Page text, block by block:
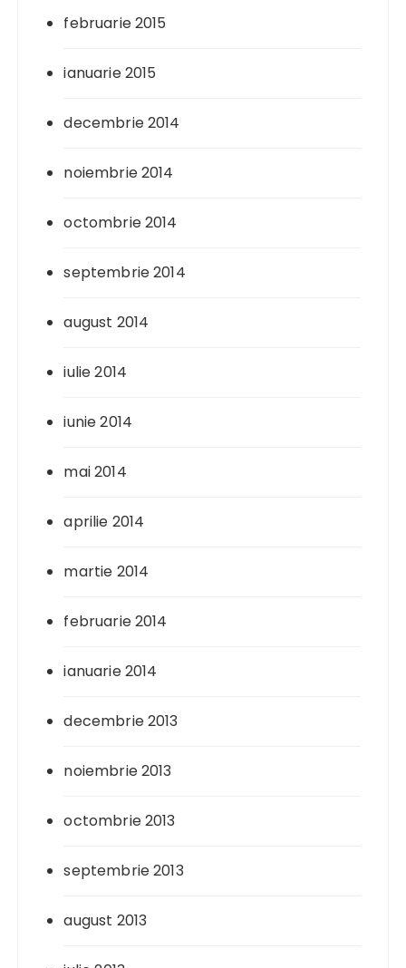
februarie 2015
ianuarie 2015
decembrie 2014
noiembrie 2014
octombrie 2014
septembrie 2014
august 2014
iulie 2014
iunie 2014
mai 2014
aprilie 2014
martie 2014
februarie 2014
ianuarie 2014
decembrie 2013
noiembrie 2013
octombrie 2013
septembrie 2013
august 2013